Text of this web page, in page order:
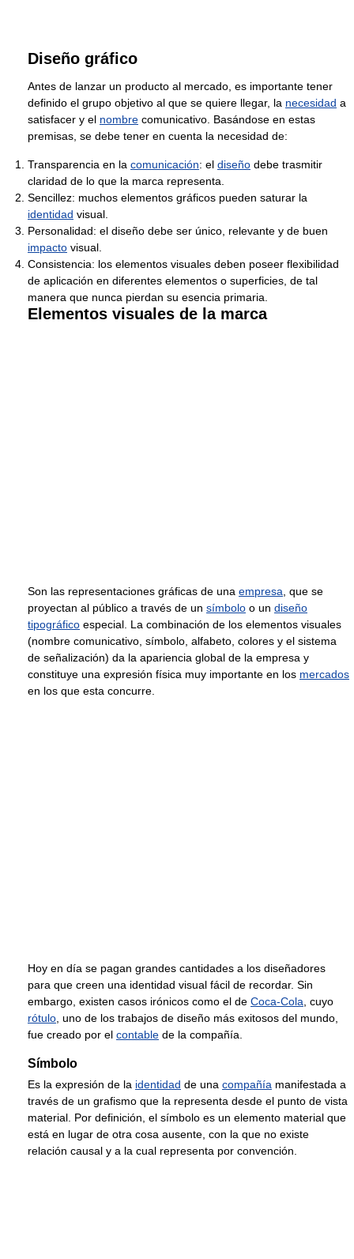
Diseño gráfico
Antes de lanzar un producto al mercado, es importante tener
definido el grupo objetivo al que se quiere llegar, la necesidad a
satisfacer y el nombre comunicativo. Basándose en estas
premisas, se debe tener en cuenta la necesidad de:
Transparencia en la comunicación: el diseño debe trasmitir
claridad de lo que la marca representa.
Sencillez: muchos elementos gráficos pueden saturar la
identidad visual.
Personalidad: el diseño debe ser único, relevante y de buen
impacto visual.
Consistencia: los elementos visuales deben poseer flexibilidad
de aplicación en diferentes elementos o superficies, de tal
manera que nunca pierdan su esencia primaria.
Elementos visuales de la marca
Son las representaciones gráficas de una empresa , que se
proyectan al público a través de un símbolo o un diseño
tipográfico especial. La combinación de los elementos visuales
(nombre comunicativo, símbolo, alfabeto, colores y el sistema
de señalización) da la apariencia global de la empresa y
constituye una expresión física muy importante en los mercados
en los que esta concurre.
Hoy en día se pagan grandes cantidades a los diseñadores
para que creen una identidad visual fácil de recordar. Sin
embargo, existen casos irónicos como el de Coca-Cola , cuyo
rótulo , uno de los trabajos de diseño más exitosos del mundo,
fue creado por el contable de la compañía.
Símbolo
Es la expresión de la identidad de una compañía manifestada a
través de un grafismo que la representa desde el punto de vista
material. Por definición, el símbolo es un elemento material que
está en lugar de otra cosa ausente, con la que no existe
relación causal y a la cual representa por convención.